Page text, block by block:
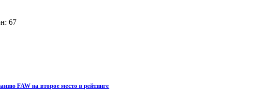
67
FAW на второе место в рейтинге